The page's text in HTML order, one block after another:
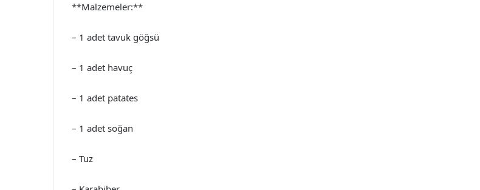
**Malzemeler:**
– 1 adet tavuk göğsü
– 1 adet havuç
– 1 adet patates
– 1 adet soğan
– Tuz